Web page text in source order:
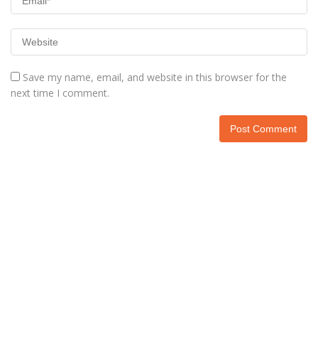
Save my name, email, and website in this browser for the
next time I comment.